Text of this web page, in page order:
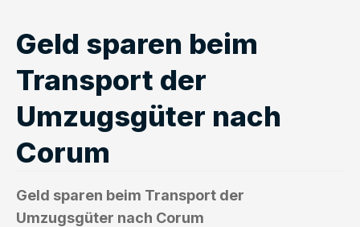
Geld sparen beim
Transport der
Umzugsgüter nach
Corum
Geld sparen beim Transport der
Umzugsgüter nach Corum